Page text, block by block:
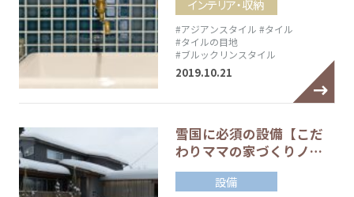
インテリア・収納
#アジアンスタイル #タイル
#タイルの目地
#ブルックリンスタイル
2019.10.21
雪国に必須の設備【こだ
わりママの家づくりノ…
設備